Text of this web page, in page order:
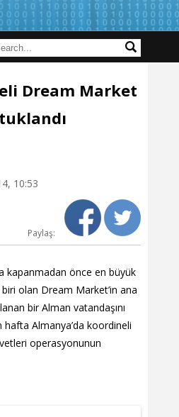
Dream Market
10:53
Paylaş:
kapanmadan önce en büyük
olan Dream Market’in ana
bir Alman vatandaşını
hafta Almanya’da koordineli
operasyonunun